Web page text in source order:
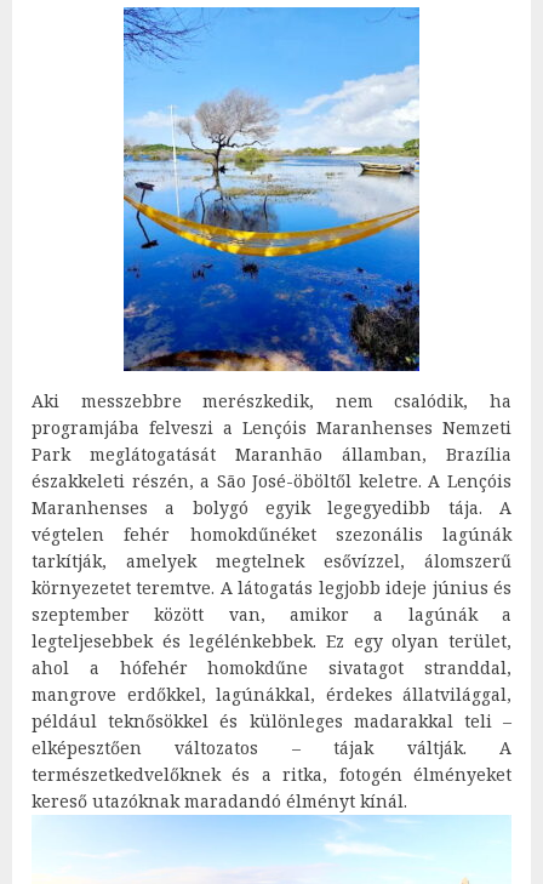
Aki messzebbre merészkedik, nem csalódik, ha
programjába felveszi a Lençóis Maranhenses Nemzeti
Park meglátogatását Maranhão államban, Brazília
északkeleti részén, a São José-öböltől keletre. A Lençóis
Maranhenses a bolygó egyik legegyedibb tája. A
végtelen fehér homokdűnéket szezonális lagúnák
tarkítják, amelyek megtelnek esővízzel, álomszerű
környezetet teremtve. A látogatás legjobb ideje június és
szeptember között van, amikor a lagúnák a
legteljesebbek és legélénkebbek. Ez egy olyan terület,
ahol a hófehér homokdűne sivatagot stranddal,
mangrove erdőkkel, lagúnákkal, érdekes állatvilággal,
például teknősökkel és különleges madarakkal teli –
elképesztően változatos – tájak váltják. A
természetkedvelőknek és a ritka, fotogén élményeket
kereső utazóknak maradandó élményt kínál.